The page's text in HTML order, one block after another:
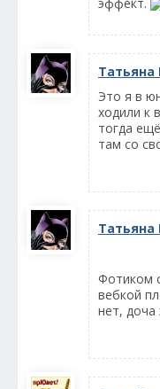
Татьяна
Это я в
ходили к
тогда
там со
Татьяна
Фотиком
вебкой
нет, доча